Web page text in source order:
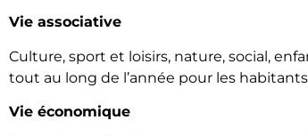
Vie associative
Culture, sport et loisirs, nature, social,
tout au long de l’année pour les
Vie économique